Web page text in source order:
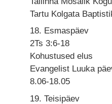
Tartu Kolgata
18. Esmaspäev
2Ts 3:6-18
Kohustused elus
Evangelist Luuka
8.06-18.05
19. Teisipäev